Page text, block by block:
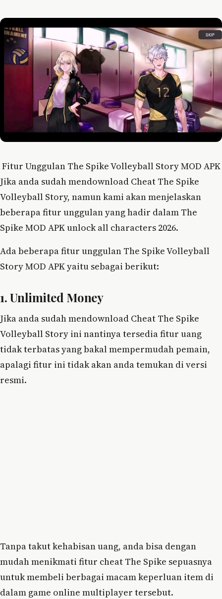
Fitur Unggulan The Spike Volleyball Story MOD APK
Jika anda sudah mendownload Cheat The Spike
Volleyball Story, namun kami akan menjelaskan
beberapa fitur unggulan yang hadir dalam The
Spike MOD APK unlock all characters 2026.
Ada beberapa fitur unggulan The Spike Volleyball
Story MOD APK yaitu sebagai berikut:
1. Unlimited Money
Jika anda sudah mendownload Cheat The Spike
Volleyball Story ini nantinya tersedia fitur uang
tidak terbatas yang bakal mempermudah pemain,
apalagi fitur ini tidak akan anda temukan di versi
resmi.
Tanpa takut kehabisan uang, anda bisa dengan
mudah menikmati fitur cheat The Spike sepuasnya
untuk membeli berbagai macam keperluan item di
dalam game online multiplayer tersebut.